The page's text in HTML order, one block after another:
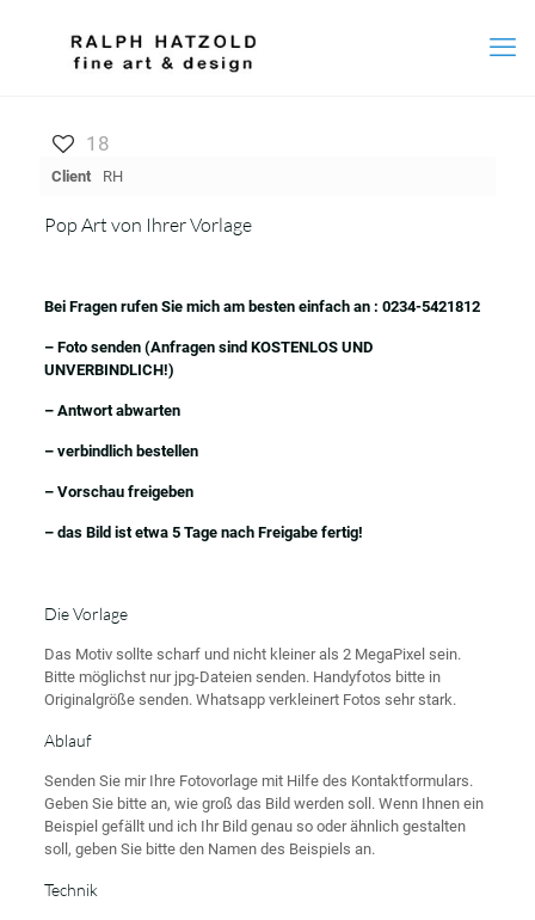
18
Client RH
Pop Art von Ihrer Vorlage
Bei Fragen rufen Sie mich am besten einfach an : 0234-5421812
– Foto senden (Anfragen sind KOSTENLOS UND
UNVERBINDLICH!)
– Antwort abwarten
– verbindlich bestellen
– Vorschau freigeben
– das Bild ist etwa 5 Tage nach Freigabe fertig!
Die Vorlage
Das Motiv sollte scharf und nicht kleiner als 2 MegaPixel sein.
Bitte möglichst nur jpg-Dateien senden. Handyfotos bitte in
Originalgröße senden. Whatsapp verkleinert Fotos sehr stark.
Ablauf
Senden Sie mir Ihre Fotovorlage mit Hilfe des Kontaktformulars.
Geben Sie bitte an, wie groß das Bild werden soll. Wenn Ihnen ein
Beispiel gefällt und ich Ihr Bild genau so oder ähnlich gestalten
soll, geben Sie bitte den Namen des Beispiels an.
Technik